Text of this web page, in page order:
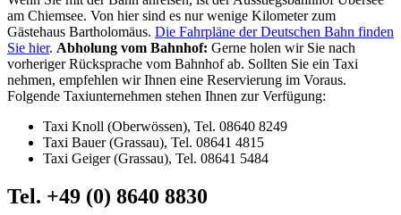
am Chiemsee. Von hier sind es nur wenige Kilometer zum
Gästehaus Bartholomäus. Die Fahrpläne der Deutschen Bahn finden
Sie hier. Abholung vom Bahnhof: Gerne holen wir Sie nach
vorheriger Rücksprache vom Bahnhof ab. Sollten Sie ein Taxi
nehmen, empfehlen wir Ihnen eine Reservierung im Voraus.
Folgende Taxiunternehmen stehen Ihnen zur Verfügung:
Taxi Knoll (Oberwössen), Tel. 08640 8249
Taxi Bauer (Grassau), Tel. 08641 4815
Taxi Geiger (Grassau), Tel. 08641 5484
Tel. +49 (0) 8640 8830